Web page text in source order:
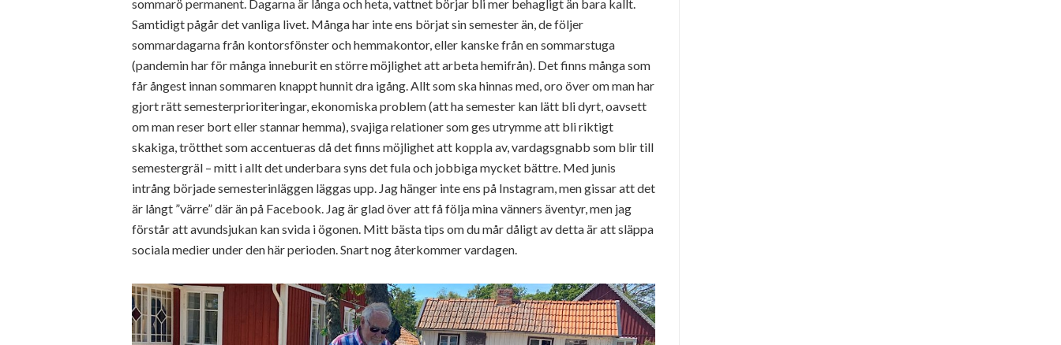
sommarö permanent. Dagarna är långa och heta, vattnet börjar bli mer behagligt än bara kallt.
Samtidigt pågår det vanliga livet. Många har inte ens börjat sin semester än, de följer
sommardagarna från kontorsfönster och hemmakontor, eller kanske från en sommarstuga
(pandemin har för många inneburit en större möjlighet att arbeta hemifrån). Det finns många som
får ångest innan sommaren knappt hunnit dra igång. Allt som ska hinnas med, oro över om man har
gjort rätt semesterprioriteringar, ekonomiska problem (att ha semester kan lätt bli dyrt, oavsett
om man reser bort eller stannar hemma), svajiga relationer som ges utrymme att bli riktigt
skakiga, trötthet som accentueras då det finns möjlighet att koppla av, vardagsgnabb som blir till
semestergräl – mitt i allt det underbara syns det fula och jobbiga mycket bättre. Med junis
intrång började semesterinläggen läggas upp. Jag hänger inte ens på Instagram, men gissar att det
är långt ”värre” där än på Facebook. Jag är glad över att få följa mina vänners äventyr, men jag
förstår att avundsjukan kan svida i ögonen. Mitt bästa tips om du mår dåligt av detta är att släppa
sociala medier under den här perioden. Snart nog återkommer vardagen.